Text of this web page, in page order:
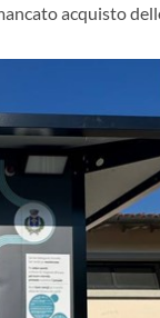
acquisto